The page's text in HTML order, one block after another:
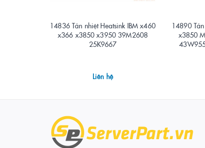
14836 Tản nhiệt Heatsink IBM x460
x366 x3850 x3950 39M2608
25K9667
Liên hệ
14890
x3850